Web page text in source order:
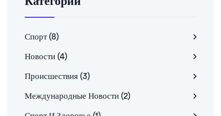
Спорт (8)
Новости (4)
Происшествия (3)
Международные Новости (2)